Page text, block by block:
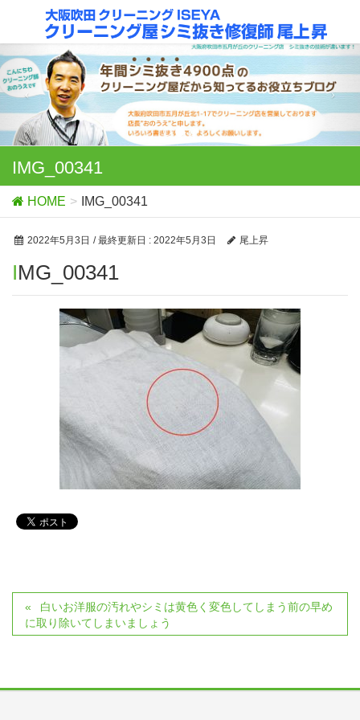
IMG_00341
HOME IMG_00341
2022年5月3日 / 最終更新日 : 2022年5月3日 尾上昇
IMG_00341
白いお洋服の汚れやシミは黄色く変色してしまう前の早め
に取り除いてしまいましょう